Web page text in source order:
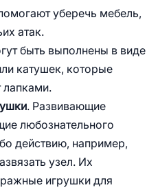
уберечь мебель,
атак.
быть выполнены в виде
катушек, которые
лапками.
. Развивающие
любознательного
действию, например,
узел. Их
игрушки для